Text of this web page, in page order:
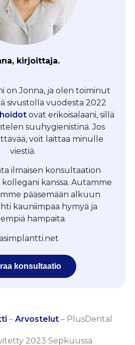
kirjoittaja.
on Jonna, ja olen toiminut
sivustolla vuodesta 2022
ovat erikoisalaani, sillä
suuhygienistinä. Jos
voit laittaa minulle
viestiä.
ilmaisen konsultaation
kanssa. Autamme
pääsemään alkuun
kauniimpaa hymyä ja
hampaita.
konsultaatio
– Arvostelut– PlusDental
2023 Sepkuussa